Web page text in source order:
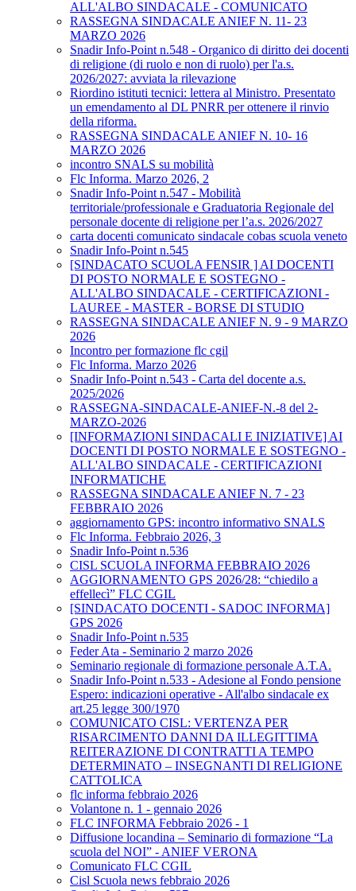
ALL'ALBO SINDACALE - COMUNICATO
RASSEGNA SINDACALE ANIEF N. 11- 23
MARZO 2026
Snadir Info-Point n.548 - Organico di diritto dei docenti
di religione (di ruolo e non di ruolo) per l'a.s.
2026/2027: avviata la rilevazione
Riordino istituti tecnici: lettera al Ministro. Presentato
un emendamento al DL PNRR per ottenere il rinvio
della riforma.
RASSEGNA SINDACALE ANIEF N. 10- 16
MARZO 2026
incontro SNALS su mobilità
Flc Informa. Marzo 2026, 2
Snadir Info-Point n.547 - Mobilità
territoriale/professionale e Graduatoria Regionale del
personale docente di religione per l’a.s. 2026/2027
carta docenti comunicato sindacale cobas scuola veneto
Snadir Info-Point n.545
[SINDACATO SCUOLA FENSIR ] AI DOCENTI
DI POSTO NORMALE E SOSTEGNO -
ALL'ALBO SINDACALE - CERTIFICAZIONI -
LAUREE - MASTER - BORSE DI STUDIO
RASSEGNA SINDACALE ANIEF N. 9 - 9 MARZO
2026
Incontro per formazione flc cgil
Flc Informa. Marzo 2026
Snadir Info-Point n.543 - Carta del docente a.s.
2025/2026
RASSEGNA-SINDACALE-ANIEF-N.-8 del 2-
MARZO-2026
[INFORMAZIONI SINDACALI E INIZIATIVE] AI
DOCENTI DI POSTO NORMALE E SOSTEGNO -
ALL'ALBO SINDACALE - CERTIFICAZIONI
INFORMATICHE
RASSEGNA SINDACALE ANIEF N. 7 - 23
FEBBRAIO 2026
aggiornamento GPS: incontro informativo SNALS
Flc Informa. Febbraio 2026, 3
Snadir Info-Point n.536
CISL SCUOLA INFORMA FEBBRAIO 2026
AGGIORNAMENTO GPS 2026/28: “chiedilo a
effellecì” FLC CGIL
[SINDACATO DOCENTI - SADOC INFORMA]
GPS 2026
Snadir Info-Point n.535
Feder Ata - Seminario 2 marzo 2026
Seminario regionale di formazione personale A.T.A.
Snadir Info-Point n.533 - Adesione al Fondo pensione
Espero: indicazioni operative - All'albo sindacale ex
art.25 legge 300/1970
COMUNICATO CISL: VERTENZA PER
RISARCIMENTO DANNI DA ILLEGITTIMA
REITERAZIONE DI CONTRATTI A TEMPO
DETERMINATO – INSEGNANTI DI RELIGIONE
CATTOLICA
flc informa febbraio 2026
Volantone n. 1 - gennaio 2026
FLC INFORMA Febbraio 2026 - 1
Diffusione locandina – Seminario di formazione “La
scuola del NOI” - ANIEF VERONA
Comunicato FLC CGIL
Cisl Scuola news febbraio 2026